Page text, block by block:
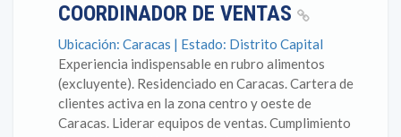
COORDINADOR DE VENTAS
Ubicación: Caracas | Estado: Distrito Capital
Experiencia indispensable en rubro alimentos
(excluyente). Residenciado en Caracas. Cartera de
clientes activa en la zona centro y oeste de
Caracas. Liderar equipos de ventas. Cumplimiento